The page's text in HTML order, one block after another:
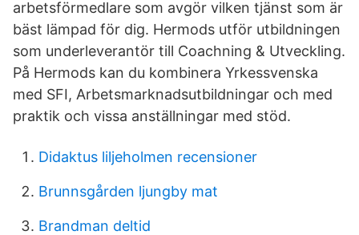
arbetsförmedlare som avgör vilken tjänst som är
bäst lämpad för dig. Hermods utför utbildningen
som underleverantör till Coachning & Utveckling.
På Hermods kan du kombinera Yrkessvenska
med SFI, Arbetsmarknadsutbildningar och med
praktik och vissa anställningar med stöd.
Didaktus liljeholmen recensioner
Brunnsgården ljungby mat
Brandman deltid